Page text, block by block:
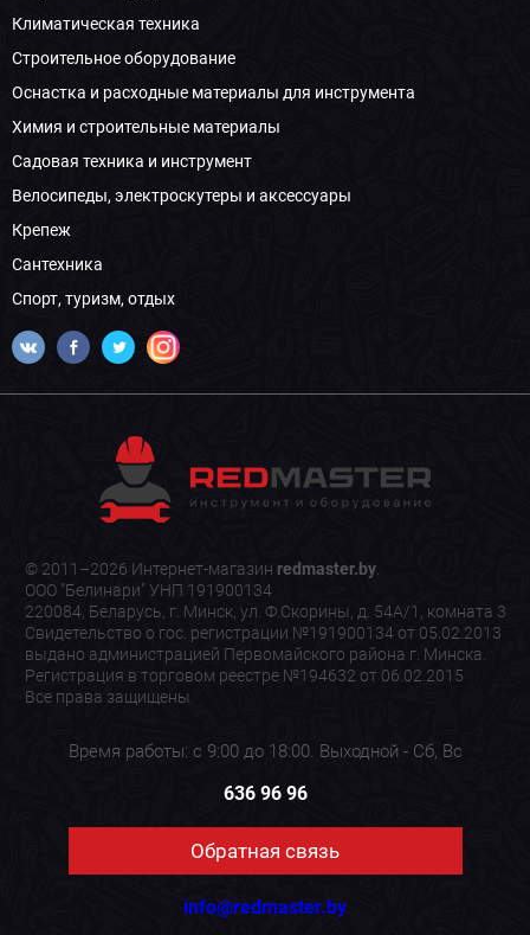
Климатическая техника
Строительное оборудование
Оснастка и расходные материалы для инструмента
Химия и строительные материалы
Садовая техника и инструмент
Велосипеды, электроскутеры и аксессуары
Крепеж
Сантехника
Спорт, туризм, отдых
© 2011–2026 Интернет-магазин redmaster.by.
ООО "Белинари" УНП 191900134
220084, Беларусь, г. Минск, ул. Ф.Скорины, д. 54А/1, комната 3
Свидетельство о гос. регистрации №191900134 от 05.02.2013
выдано администрацией Первомайского района г. Минска.
Регистрация в торговом реестре №194632 от 06.02.2015
Все права защищены
Время работы: с 9:00 до 18:00. Выходной - Сб, Вс
636 96 96
Обратная связь
info@redmaster.by